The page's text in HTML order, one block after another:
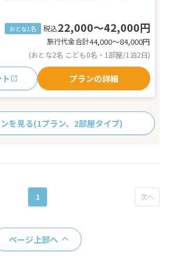
おとな1名 税込22,000～42,000円
旅行代金合計44,000〜84,000円
(おとな2名 こども0名・1部屋/1泊2日)
プランの詳細
を見る(1プラン、2部屋タイプ)
1
ページ上部へ